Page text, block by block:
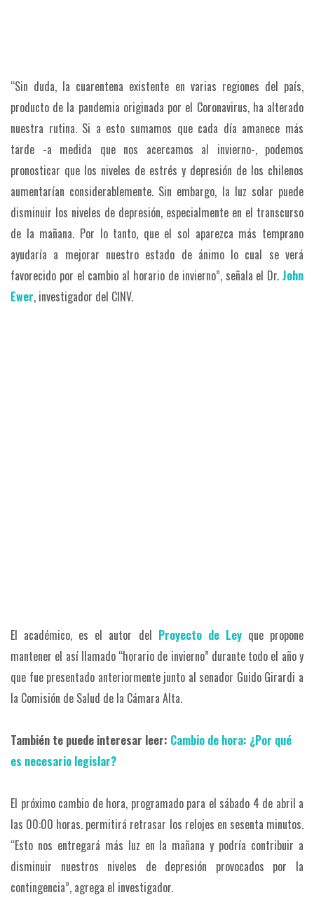
“Sin duda, la cuarentena existente en varias regiones del país,
producto de la pandemia originada por el Coronavirus, ha alterado
nuestra rutina. Si a esto sumamos que cada día amanece más
tarde -a medida que nos acercamos al invierno-, podemos
pronosticar que los niveles de estrés y depresión de los chilenos
aumentarían considerablemente. Sin embargo, la luz solar puede
disminuir los niveles de depresión, especialmente en el transcurso
de la mañana. Por lo tanto, que el sol aparezca más temprano
ayudaría a mejorar nuestro estado de ánimo lo cual se verá
favorecido por el cambio al horario de invierno”, señala el Dr. John
Ewer, investigador del CINV.
El académico, es el autor del Proyecto de Leyque propone
mantener el así llamado “horario de invierno” durante todo el año y
que fue presentado anteriormente junto al senador Guido Girardi a
la Comisión de Salud de la Cámara Alta.
También te puede interesar leer: Cambio de hora: ¿Por qué
es necesario legislar?
El próximo cambio de hora, programado para el sábado 4 de abril a
las 00:00 horas. permitirá retrasar los relojes en sesenta minutos.
“Esto nos entregará más luz en la mañana y podría contribuir a
disminuir nuestros niveles de depresión provocados por la
contingencia”, agrega el investigador.